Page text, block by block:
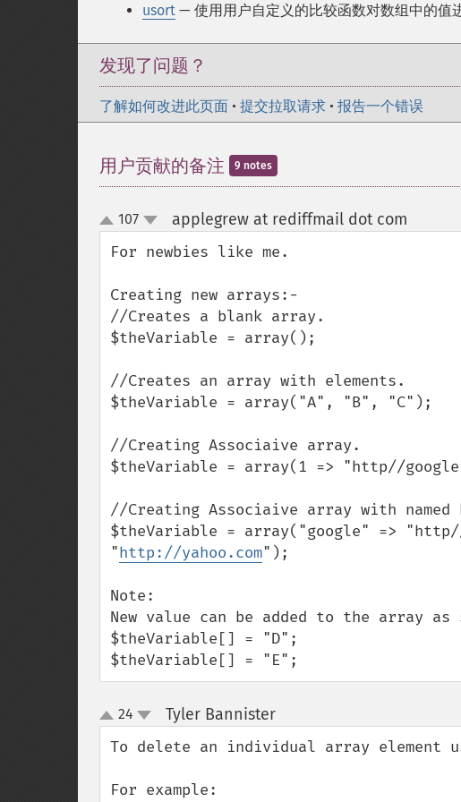
usort — 使用用户自定义的比较函数对数组中的值
发现了问题？
了解如何改进此页面 • 提交拉取请求 • 报告一个错误
用户贡献的备注 9 notes
up
down
107 applegrew at rediffmail dot com
For newbies like me.
Creating new arrays:-
//Creates a blank array.
$theVariable = array();
//Creates an array with elements.
$theVariable = array("A", "B", "C");
//Creating Associaive array.
$theVariable = array(1 => "http//
//Creating Associaive array with named
$theVariable = array("google" =>
"http://yahoo.com");
Note:
New value can be added to the array as
$theVariable[] = "D";
$theVariable[] = "E";
up
down
24 Tyler Bannister¶
To delete an individual array element
For example: